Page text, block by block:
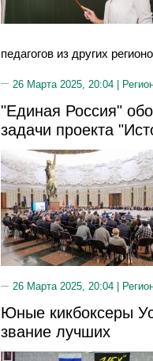
педагогов из других
26 Марта 2025, 20:04 |
"Единая Россия"
задачи проекта
26 Марта 2025, 20:04 |
Юные кикбоксеры
звание лучших